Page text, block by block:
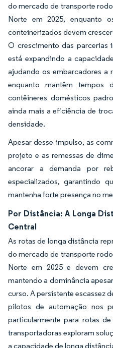
do mercado de transporte
Norte em 2025, enquanto
conteinerizados devem
O crescimento das parcerias
está expandindo a
ajudando os embarcadores a
enquanto mantêm tempos
contêineres domésticos
ainda mais a eficiência de
densidade.
Apesar desse impulso, as
projeto e as remessas de
ancorar a demanda por
especializados, garantindo
mantenha forte presença no
Por Distância: A Longa
Central
As rotas de longa distância
do mercado de transporte
Norte em 2025 e devem
mantendo a dominância
curso. A persistente escassez
pilotos de automação nos
particularmente para rotas
transportadoras exploram
a capacidade de longa